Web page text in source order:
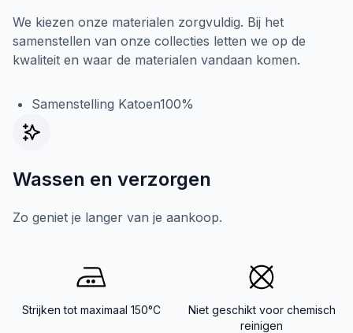
We kiezen onze materialen zorgvuldig. Bij het
samenstellen van onze collecties letten we op de
kwaliteit en waar de materialen vandaan komen.
Samenstelling Katoen100%
Wassen en verzorgen
Zo geniet je langer van je aankoop.
Strijken tot maximaal 150°C
Niet geschikt voor chemisch
reinigen